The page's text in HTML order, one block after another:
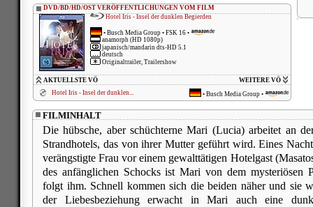
DVD/BD/HD/OST VERÖFFENTLICHUNGEN VOM FILM
Hotel Iris - Insel der dunklen Begierden
• Busch Media Group • FSK 16 •
anamorph (HD 1080p)
japanisch/mandarin dts-HD 5.1
deutsch
Originaltrailer, Trailershow
WEITERE VÖ
AKTUELLSTE VÖ
Hotel Iris - Insel der dunklen...
• Busch Media Group •
FILMINHALT
Die hübsche, aber schüchterne Mari (Lucia) arbeitet an
Strandhotels, das von ihrer Mutter geführt wird. Eines
verängstigte Frau vor einem gewalttätigen Hotelgast
des anfänglichen Schocks ist Mari von dem mysteriösen
folgt ihm. Schnell kommen sich die beiden näher und sie
der Liebesbeziehung erwacht in Mari auch eine